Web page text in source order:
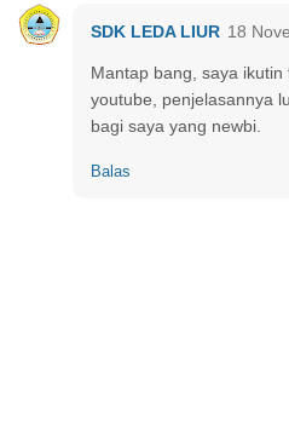
SDK LEDA LIUR 18
Mantap bang, saya
youtube, penjelasannya
bagi saya yang newbi.
Balas